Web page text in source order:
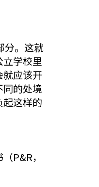
分。这就
学校里
应该开
的处境
这样的
P&R，